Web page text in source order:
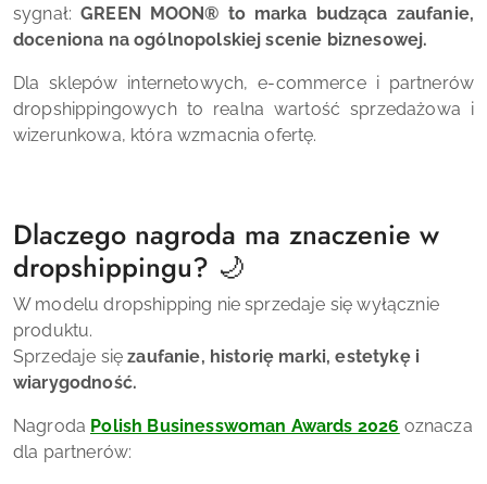
sygnał:GREEN MOON® to marka budząca zaufanie,
doceniona na ogólnopolskiej scenie biznesowej.
Dla sklepów internetowych, e-commerce i partnerów
dropshippingowych to realna wartość sprzedażowa i
wizerunkowa, która wzmacnia ofertę.
Dlaczego nagroda ma znaczenie w
dropshippingu? 🌙
W modelu dropshipping nie sprzedaje się wyłącznie
produktu.
Sprzedaje sięzaufanie, historię marki, estetykę i
wiarygodność.
Nagroda Polish Businesswoman Awards 2026 oznacza
dla partnerów: